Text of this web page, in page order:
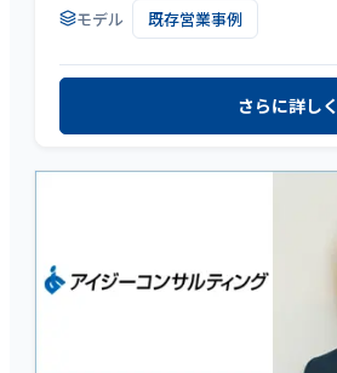
モデル 既存営業事例
さらに詳しく